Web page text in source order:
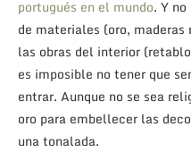
portugués en el mundo. Y
de materiales (oro,
las obras del interior
es imposible no tener que
entrar. Aunque no se sea
oro para embellecer las
una tonalada.